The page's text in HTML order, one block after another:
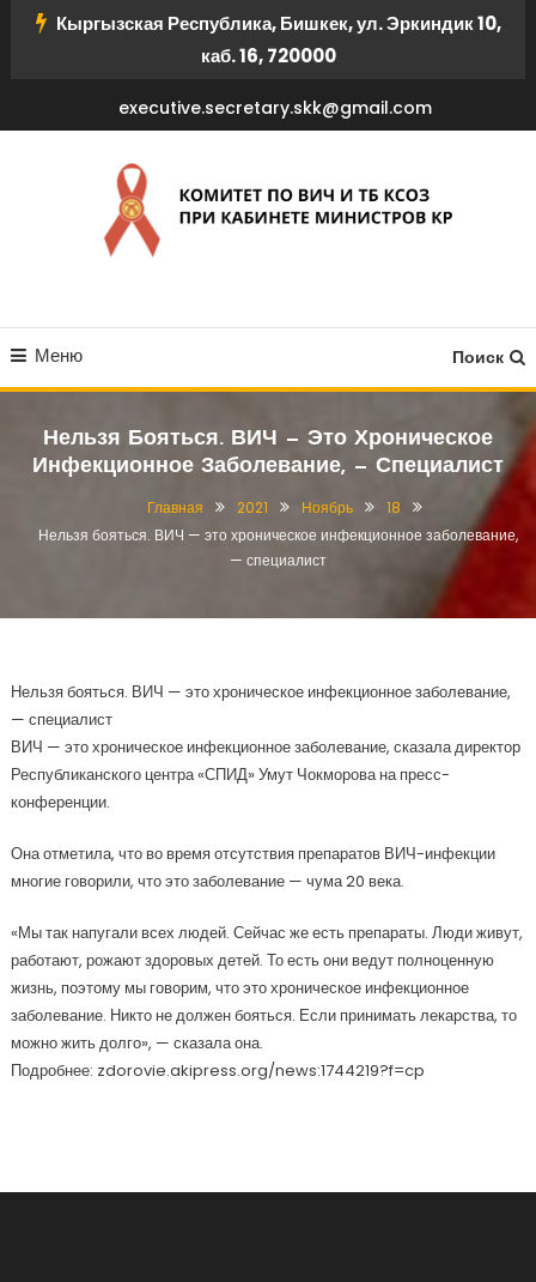
ПерейтиКыргызская Республика, Бишкек, ул. Эркиндик 10,
каб. 16, 720000
executive.secretary.skk@gmail.com
КСОЗ ПРИ КАБИНЕТЕ
МИНИСТРОВ КР
Меню Поиск
Нельзя Бояться. ВИЧ — Это Хроническое
Инфекционное Заболевание, — Специалист
Главная 2021 Ноябрь
18
Нельзя бояться. ВИЧ — это хроническое инфекционное заболевание,
— специалист
Нельзя бояться. ВИЧ — это хроническое инфекционное заболевание,
— специалист
ВИЧ — это хроническое инфекционное заболевание, сказала директор
Республиканского центра «СПИД» Умут Чокморова на пресс-
конференции.
Она отметила, что во время отсутствия препаратов ВИЧ-инфекции
многие говорили, что это заболевание — чума 20 века.
«Мы так напугали всех людей. Сейчас же есть препараты. Люди живут,
работают, рожают здоровых детей. То есть они ведут полноценную
жизнь, поэтому мы говорим, что это хроническое инфекционное
заболевание. Никто не должен бояться. Если принимать лекарства, то
можно жить долго», — сказала она.
Подробнее: zdorovie.akipress.org/news:1744219?f=cp